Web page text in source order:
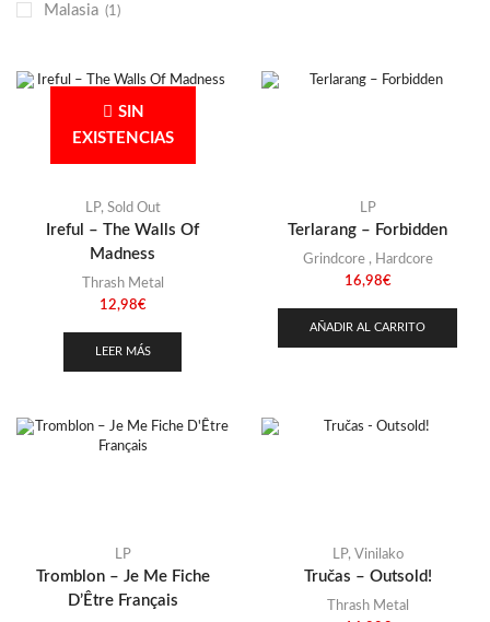
(22)
Malasia (1)
SIN
EXISTENCIAS
LP, Sold Out
Ireful – The Walls Of
Madness
Thrash Metal
12,98€
LEER MÁS
LP
Terlarang – Forbidden
Grindcore, Hardcore
16,98€
AÑADIR AL CARRITO
LP
Tromblon – Je Me Fiche
D’Être Français
LP, Vinilako
Tručas – Outsold!
Thrash Metal